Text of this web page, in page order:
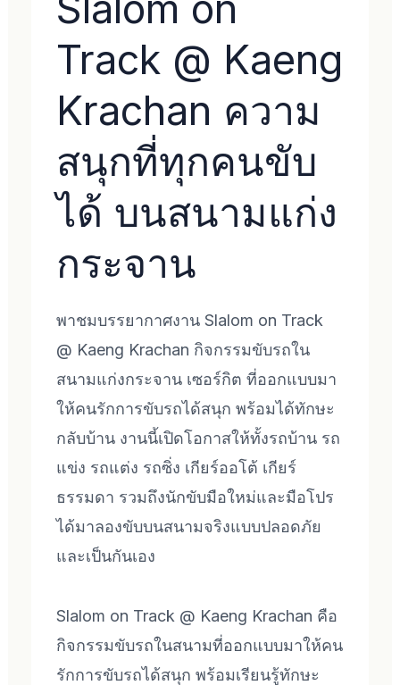
Track @ Kaeng
Krachan ความ
สนุกที่ทุกคนขับ
ได้ บนสนามแก่ง
กระจาน
พาชมบรรยากาศงาน Slalom on Track
@ Kaeng Krachan กิจกรรมขับรถใน
สนามแก่งกระจาน เซอร์กิต ที่ออกแบบมา
ให้คนรักการขับรถได้สนุก พร้อมได้ทักษะ
กลับบ้าน งานนี้เปิดโอกาสให้ทั้งรถบ้าน รถ
แข่ง รถแต่ง รถซิ่ง เกียร์ออโต้ เกียร์
ธรรมดา รวมถึงนักขับมือใหม่และมือโปร
ได้มาลองขับบนสนามจริงแบบปลอดภัย
และเป็นกันเอง
Slalom on Track @ Kaeng Krachan คือ
กิจกรรมขับรถในสนามที่ออกแบบมาให้คน
รักการขับรถได้สนุก พร้อมเรียนรู้ทักษะ